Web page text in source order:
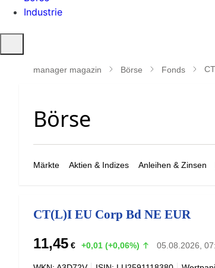
Industrie
öffnen
manager magazin Börse Fonds
Märkte Aktien & Indizes Anleihen & Zinsen
CT(L)I EU Corp Bd NE EUR
11,45 € +0,01 (+0,06%) 05.08.2026,